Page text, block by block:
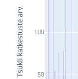
50
100
Tsükli katkestuste arv